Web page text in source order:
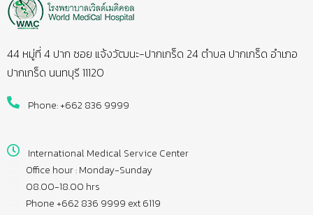
44 หมู่ที่ 4 ปาก ซอย แจ้งวัฒนะ-ปากเกร็ด 24 ตำบล ปากเกร็ด อำเภอ
ปากเกร็ด นนทบุรี 11120
Phone: +662 836 9999
International Medical Service Center
Office hour : Monday-Sunday
08.00-18.00 hrs
Phone +662 836 9999 ext 6119